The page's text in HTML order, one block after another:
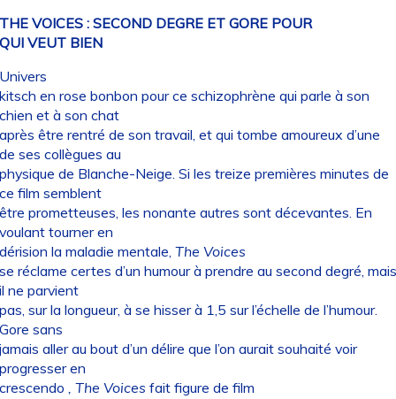
VOICES : SECOND DEGRE ET GORE POUR
VEUT BIEN
en rose bonbon pour ce schizophrène qui parle à son
et à son chat
être rentré de son travail, et qui tombe amoureux d’une
ses collègues au
de Blanche-Neige. Si les treize premières minutes de
film semblent
prometteuses, les nonante autres sont décevantes. En
tourner en
la maladie mentale, The Voices
réclame certes d’un humour à prendre au second degré, mais
ne parvient
sur la longueur, à se hisser à 1,5 sur l’échelle de l’humour.
sans
aller au bout d’un délire que l’on aurait souhaité voir
en
, The Voices fait figure de film